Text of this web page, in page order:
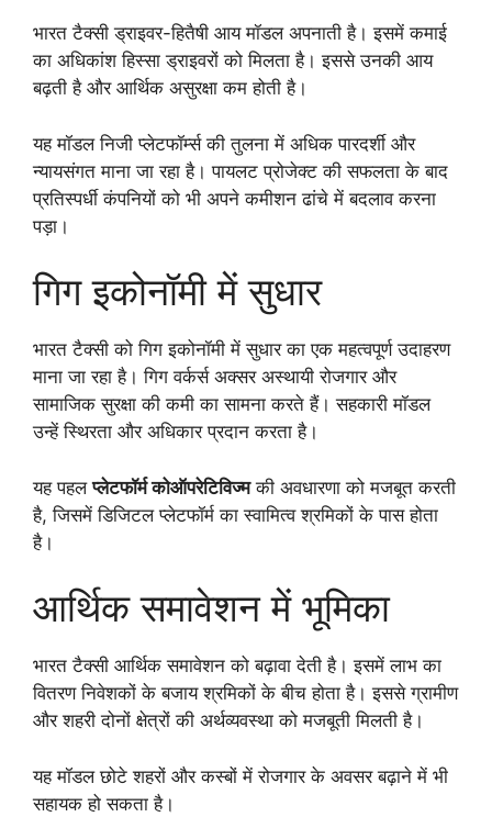
भारत टैक्सी ड्राइवर-हितैषी आय मॉडल अपनाती है। इसमें कमाई
का अधिकांश हिस्सा ड्राइवरों को मिलता है। इससे उनकी आय
बढ़ती है और आर्थिक असुरक्षा कम होती है।
यह मॉडल निजी प्लेटफॉर्म्स की तुलना में अधिक पारदर्शी और
न्यायसंगत माना जा रहा है। पायलट प्रोजेक्ट की सफलता के बाद
प्रतिस्पर्धी कंपनियों को भी अपने कमीशन ढांचे में बदलाव करना
पड़ा।
गिग इकोनॉमी में सुधार
भारत टैक्सी को गिग इकोनॉमी में सुधार का एक महत्वपूर्ण उदाहरण
माना जा रहा है। गिग वर्कर्स अक्सर अस्थायी रोजगार और
सामाजिक सुरक्षा की कमी का सामना करते हैं। सहकारी मॉडल
उन्हें स्थिरता और अधिकार प्रदान करता है।
यह पहलप्लेटफॉर्म कोऑपरेटिविज्मकी अवधारणा को मजबूत करती
है, जिसमें डिजिटल प्लेटफॉर्म का स्वामित्व श्रमिकों के पास होता
है।
आर्थिक समावेशन में भूमिका
भारत टैक्सी आर्थिक समावेशन को बढ़ावा देती है। इसमें लाभ का
वितरण निवेशकों के बजाय श्रमिकों के बीच होता है। इससे ग्रामीण
और शहरी दोनों क्षेत्रों की अर्थव्यवस्था को मजबूती मिलती है।
यह मॉडल छोटे शहरों और कस्बों में रोजगार के अवसर बढ़ाने में भी
सहायक हो सकता है।